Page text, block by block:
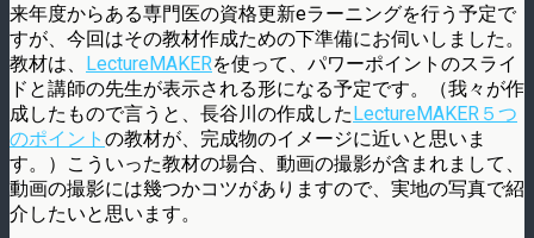
来年度からある専門医の資格更新eラーニングを行う予定で
すが、今回はその教材作成ための下準備にお伺いしました。
教材は、 LectureMAKERを使って、パワーポイントのスライ
ドと講師の先生が表示される形になる予定です。（我々が作
成したもので言うと、長谷川の作成したLectureMAKER５つ
のポイント の教材が、完成物のイメージに近いと思いま
す。）こういった教材の場合、動画の撮影が含まれまして、
動画の撮影には幾つかコツがありますので、実地の写真で紹
介したいと思います。